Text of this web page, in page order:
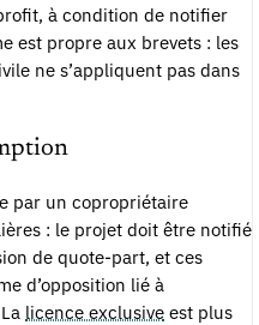
à condition de notifier
est propre aux brevets : les
ne s’appliquent pas dans
par un copropriétaire
: le projet doit être notifié
de quote-part, et ces
d’opposition lié à
licence exclusive est plus